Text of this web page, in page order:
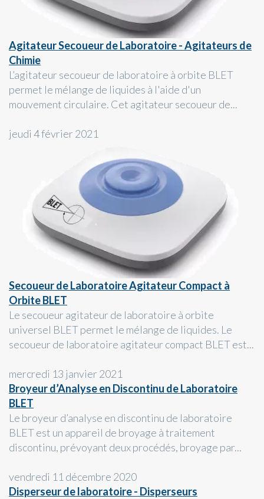
Agitateur Secoueur de Laboratoire - Agitateurs de
Chimie
L’agitateur secoueur de laboratoire à orbite BLET
permet le mélange de liquides à l'aide d'un
mouvement circulaire. Cet agitateur secoueur de...
jeudi 4 février 2021
Secoueur de Laboratoire Agitateur Compact à
Orbite BLET
Le secoueur agitateur de laboratoire à orbite
universel BLET permet le mélange de liquides. Le
secoueur de laboratoire agitateur compact BLET est...
mercredi 13 janvier 2021
Broyeur d’Analyse en Discontinu de Laboratoire
BLET
Le broyeur d’analyse en discontinu de laboratoire
BLET est un appareil de broyage à traitement
discontinu, prévoyant deux procédés, broyage par...
vendredi 11 décembre 2020
Disperseur de laboratoire - Disperseurs